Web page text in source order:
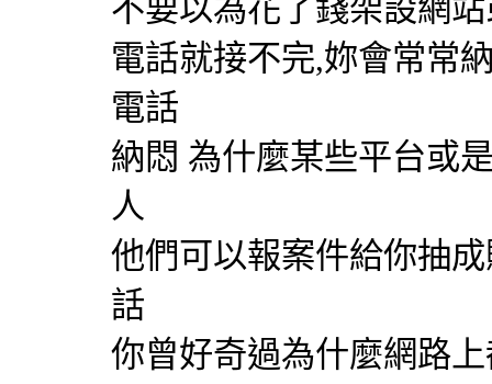
不要以為花了錢架設網
電話就接不完,妳會常常
電話
納悶 為什麼某些平台或
人
他們可以報案件給你抽
話
你曾好奇過為什麼網路